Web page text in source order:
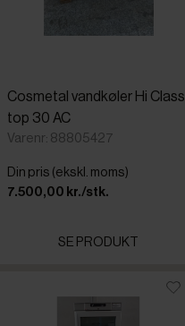
Cosmetal vandkøler Hi Class
top 30 AC
Varenr: 88805427
Din pris (ekskl. moms)
7.500,00 kr./stk.
SE PRODUKT